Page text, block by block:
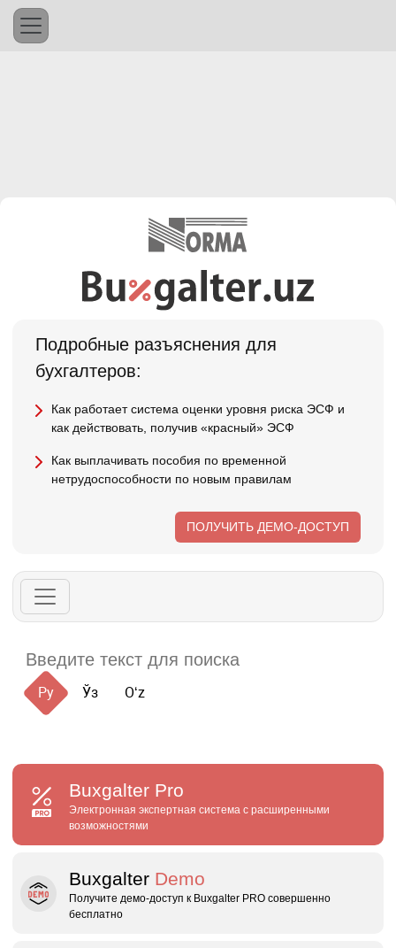
Подробные разъяснения для
бухгалтеров:
Как работает система оценки уровня риска ЭСФ и
как действовать, получив «красный» ЭСФ
Как выплачивать пособия по временной
нетрудоспособности по новым правилам
ПОЛУЧИТЬ ДЕМО-ДОСТУП
Ру Ўз Oʻz
Buxgalter Pro
Электронная экспертная система с расширенными
возможностями
Buxgalter Demo
Получите демо‑доступ к Buxgalter PRO совершенно
бесплатно